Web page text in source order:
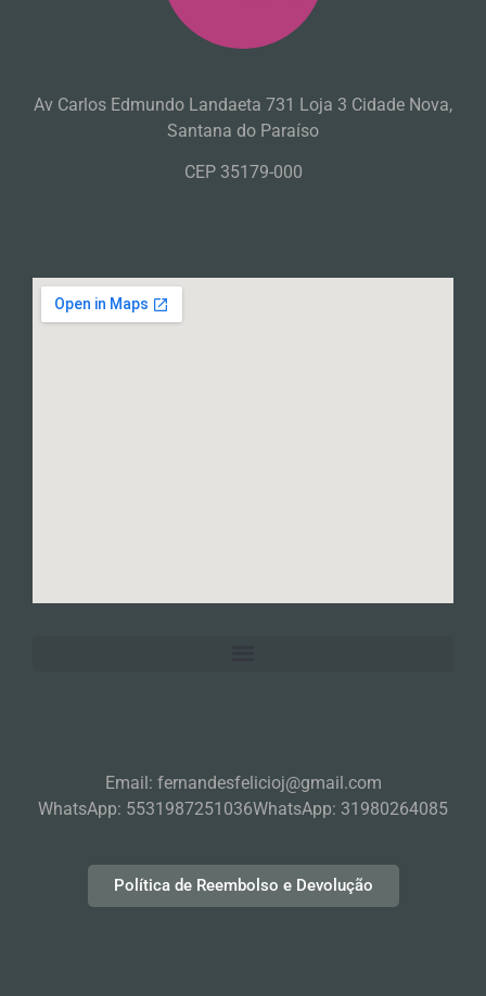
Av Carlos Edmundo Landaeta 731 Loja 3 Cidade Nova,
Santana do Paraíso
CEP 35179-000
Email: fernandesfelicioj@gmail.com
WhatsApp: 5531987251036WhatsApp: 31980264085
Política de Reembolso e Devolução